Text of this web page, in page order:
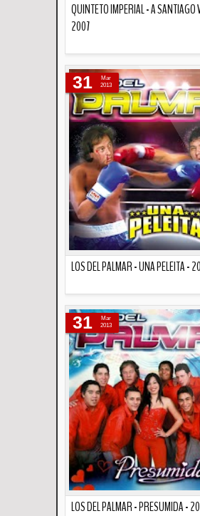
QUINTETO IMPERIAL - A SANTIAGO
2007
LOS DEL PALMAR - UNA PELEITA -
31
Mar
2013
LOS DEL PALMAR - PRESUMIDA -
31
Mar
2013